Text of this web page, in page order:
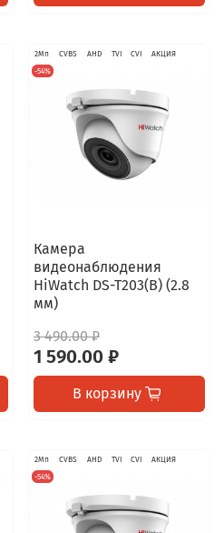
2Мп CVBS AHD TVI CVI
АКЦИЯ
-54%
Камера
видеонаблюдения
HiWatch DS-T203(B) (2.8
мм)
3 490.00 ₽
1 590.00 ₽
В корзину
2Мп CVBS AHD TVI CVI
АКЦИЯ
-54%